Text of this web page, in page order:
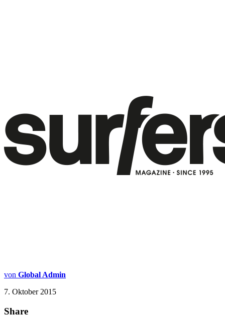
von Global Admin
7. Oktober 2015
Share